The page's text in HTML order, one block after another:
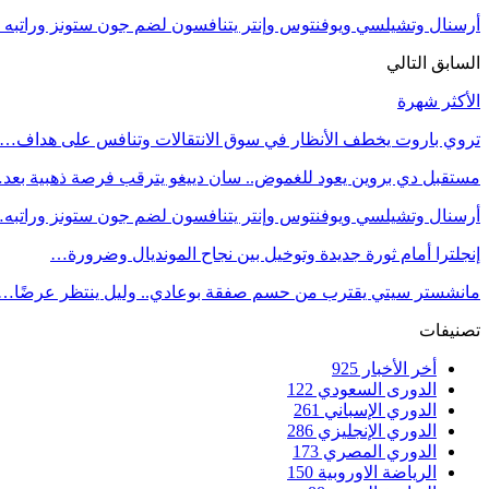
أرسنال وتشيلسي ويوفنتوس وإنتر يتنافسون لضم جون ستونز
السابق التالي
الأكثر شهرة
تروي باروت يخطف الأنظار في سوق الانتقالات وتنافس على هداف…
مستقبل دي بروين يعود للغموض.. سان دييغو يترقب فرصة ذهبية
أرسنال وتشيلسي ويوفنتوس وإنتر يتنافسون لضم جون ستونز
إنجلترا أمام ثورة جديدة وتوخيل بين نجاح المونديال وضرورة…
مانشستر سيتي يقترب من حسم صفقة بوعادي.. وليل ينتظر
تصنيفات
أخر الأخبار 925
الدورى السعودي 122
الدوري الإسباني 261
الدوري الإنجليزي 286
الدوري المصري 173
الرياضة الاوروبية 150